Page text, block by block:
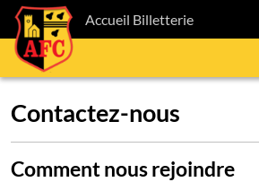
Accueil Billetterie
Contactez-nous
Comment nous rejoindre